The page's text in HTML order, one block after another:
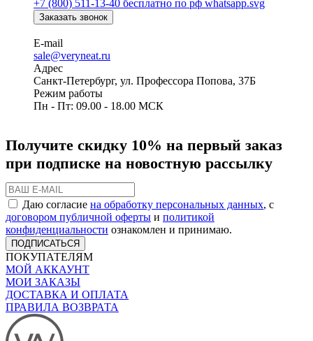
+7 (800) 511-13-40 бесплатно по рф
Заказать звонок
E-mail
sale@veryneat.ru
Адрес
Санкт-Петербург, ул. Профессора Попова, 37Б
Режим работы
Пн - Пт: 09.00 - 18.00 МСК
Получите скидку 10% на первый заказ
при подписке на новостную рассылку
Даю согласие на обработку персональных данных, с
договором публичной оферты и политикой
конфиденциальности ознакомлен и принимаю.
ПОДПИСАТЬСЯ
ПОКУПАТЕЛЯМ
МОЙ АККАУНТ
МОИ ЗАКАЗЫ
ДОСТАВКА И ОПЛАТА
ПРАВИЛА ВОЗВРАТА